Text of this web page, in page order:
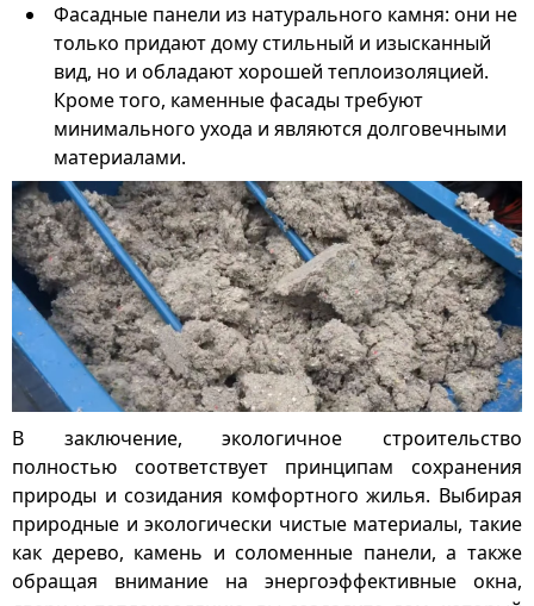
Фасадные панели из натурального камня: они не
только придают дому стильный и изысканный
вид, но и обладают хорошей теплоизоляцией.
Кроме того, каменные фасады требуют
минимального ухода и являются долговечными
материалами.
В заключение, экологичное строительство
полностью соответствует принципам сохранения
природы и созидания комфортного жилья. Выбирая
природные и экологически чистые материалы, такие
как дерево, камень и соломенные панели, а также
обращая внимание на энергоэффективные окна,